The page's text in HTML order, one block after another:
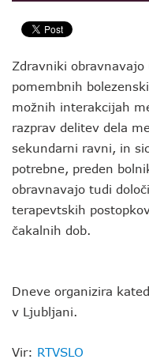
Zdravniki
pomembnih
možnih interakcijah
razprav delitev dela
sekundarni ravni, in
potrebne, preden
obravnavajo tudi
terapevtskih
čakalnih dob.
Dneve organizira
v Ljubljani.
Vir: RTVSLO